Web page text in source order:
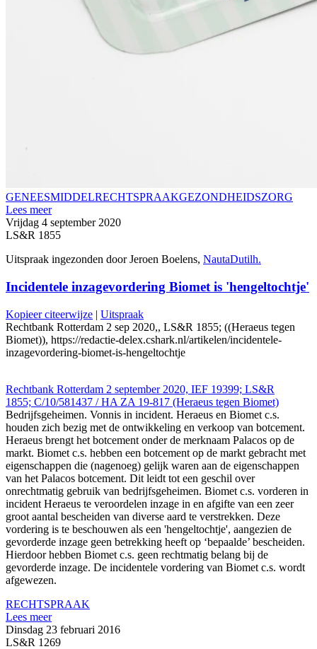
GENEESMIDDELRECHTSPRAAKGEZONDHEIDSZORG
Lees meer
Vrijdag 4 september 2020
LS&R 1855
Uitspraak ingezonden door Jeroen Boelens, NautaDutilh.
Incidentele inzagevordering Biomet is 'hengeltochtje'
Kopieer citeerwijze | Uitspraak
Rechtbank Rotterdam 2 sep 2020,, LS&R 1855; ((Heraeus tegen
Biomet)), https://redactie-delex.cshark.nl/artikelen/incidentele-
inzagevordering-biomet-is-hengeltochtje
Rechtbank Rotterdam 2 september 2020, IEF 19399; LS&R
1855; C/10/581437 / HA ZA 19-817 (Heraeus tegen Biomet)
Bedrijfsgeheimen. Vonnis in incident. Heraeus en Biomet c.s.
houden zich bezig met de ontwikkeling en verkoop van botcement.
Heraeus brengt het botcement onder de merknaam Palacos op de
markt. Biomet c.s. hebben een botcement op de markt gebracht met
eigenschappen die (nagenoeg) gelijk waren aan de eigenschappen
van het Palacos botcement. Dit leidt tot een geschil over
onrechtmatig gebruik van bedrijfsgeheimen. Biomet c.s. vorderen in
incident Heraeus te veroordelen inzage in en afgifte van een zeer
groot aantal bescheiden van diverse aard te verstrekken. Deze
vordering is te beschouwen als een 'hengeltochtje', aangezien de
gevorderde inzage geen betrekking heeft op ‘bepaalde’ bescheiden.
Hierdoor hebben Biomet c.s. geen rechtmatig belang bij de
gevorderde inzage. De incidentele vordering van Biomet c.s. wordt
afgewezen.
RECHTSPRAAK
Lees meer
Dinsdag 23 februari 2016
LS&R 1269